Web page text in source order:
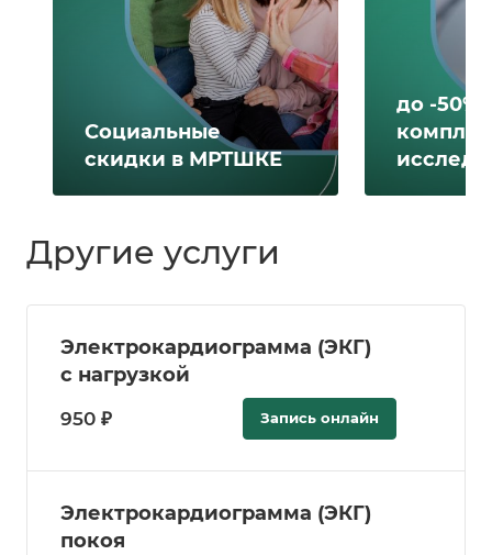
Социальные
скидки в МРТШКЕ
до -50%
Другие услуги
Электрокардиограмма (ЭКГ)
с нагрузкой
950 ₽ Запись онлайн
Электрокардиограмма (ЭКГ)
покоя